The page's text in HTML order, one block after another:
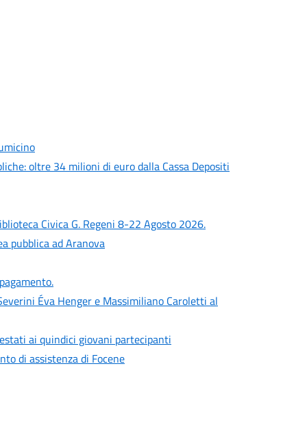
oltre 34 milioni di euro dalla Cassa Depositi
Civica G. Regeni 8-22 Agosto 2026.
pubblica ad Aranova
Éva Henger e Massimiliano Caroletti al
ai quindici giovani partecipanti
di assistenza di Focene